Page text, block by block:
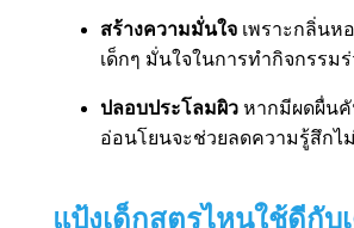
สร้างความมั่นใจเพราะกลิ่นห
เด็กๆ มั่นใจในการทำกิจกรรม
ปลอบประโลมผิวหากมีผดผื่นคั
อ่อนโยนจะช่วยลดความรู้สึกไ
แป้งเด็กสูตรไหนใช้ดีกับ